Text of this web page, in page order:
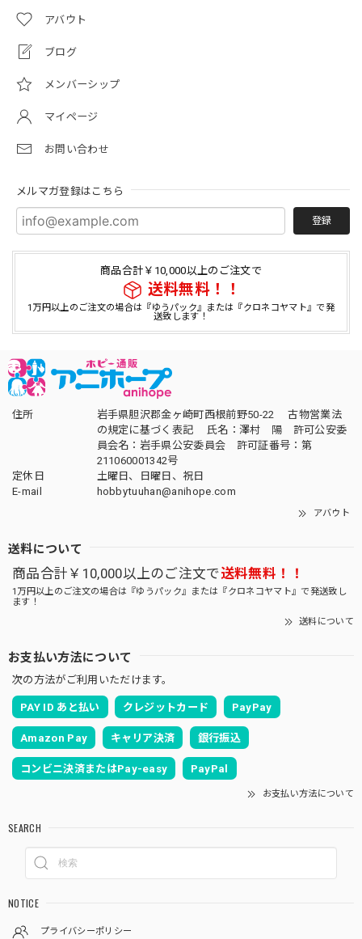
アバウト
ブログ
メンバーシップ
マイページ
お問い合わせ
メルマガ登録はこちら
登録
商品合計￥10,000以上のご注文で
送料無料！！
1万円以上のご注文の場合は『ゆうパック』または『クロネコヤマト』で発
送致します！
住所
岩手県胆沢郡金ヶ崎町西根前野50-22 古物営業法
の規定に基づく表記 氏名：澤村 陽 許可公安委
員会名：岩手県公安委員会 許可証番号：第
211060001342号
定休日
土曜日、日曜日、祝日
E-mail
hobbytuuhan@anihope.com
アバウト
送料について
商品合計￥10,000以上のご注文で送料無料！！
1万円以上のご注文の場合は『ゆうパック』または『クロネコヤマト』で発送致し
ます！
送料について
お支払い方法について
次の方法がご利用いただけます。
PAY ID あと払い クレジットカード PayPay
Amazon Pay キャリア決済 銀行振込
コンビニ決済またはPay-easy PayPal
お支払い方法について
SEARCH
NOTICE
プライバシーポリシー